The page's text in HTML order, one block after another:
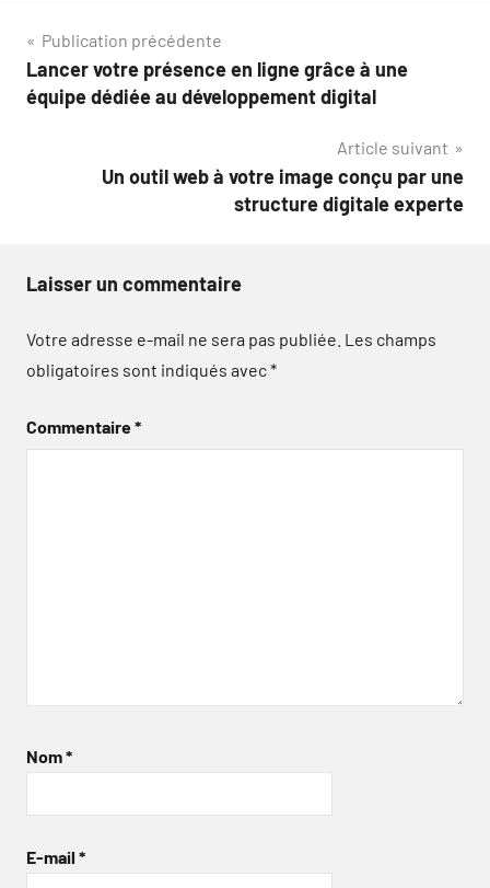
Navigation
de
Publication précédente
Lancer votre présence en ligne grâce à une
équipe dédiée au développement digital
Article suivant
Un outil web à votre image conçu par une
structure digitale experte
Laisser un commentaire
Votre adresse e-mail ne sera pas publiée. Les champs
obligatoires sont indiqués avec*
Commentaire*
Nom*
E-mail *